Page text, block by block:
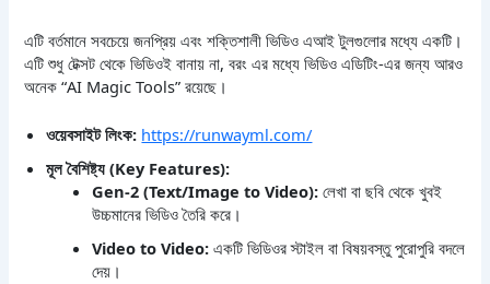
এটি বর্তমানে সবচেয়ে জনপ্রিয় এবং শক্তিশালী ভিডিও এআই টুলগুলোর মধ্যে একটি।
এটি শুধু টেক্সট থেকে ভিডিওই বানায় না, বরং এর মধ্যে ভিডিও এডিটিং-এর জন্য আরও
অনেক “AI Magic Tools” রয়েছে।
ওয়েবসাইট লিংক: https://runwayml.com/
মূল বৈশিষ্ট্য (Key Features):
Gen-2 (Text/Image to Video): লেখা বা ছবি থেকে খুবই
উচ্চমানের ভিডিও তৈরি করে।
Video to Video: একটি ভিডিওর স্টাইল বা বিষয়বস্তু পুরোপুরি বদলে
দেয়।